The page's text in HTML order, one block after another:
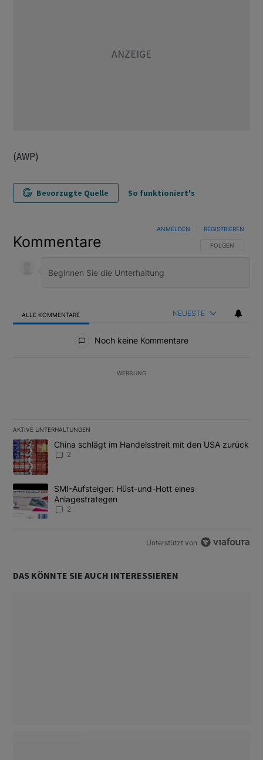
(AWP)
Bevorzugte Quelle So funktioniert's
Kommentare FOLGE DIESER
FOLGEN
ANMELDEN REGISTRIEREN
ALLE KOMMENTARE NEUESTE
Noch keine Kommentare
WERBUNG
AKTIVE UNTERHALTUNGEN
Das Folgende ist eine Liste der am meisten kommentierten
Ein Trendartikel mit dem Titel "China schlägt im Handelsstreit
China schlägt im Handelsstreit mit den USA zurück
2
Ein Trendartikel mit dem Titel "SMI-Aufsteiger: Hüst-und-Hott
SMI-Aufsteiger: Hüst-und-Hott eines
Anlagestrategen
2
Unterstützt von
DAS KÖNNTE SIE AUCH INTERESSIEREN